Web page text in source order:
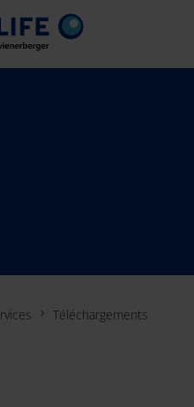
Téléchargements